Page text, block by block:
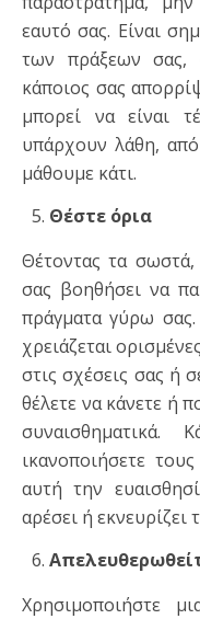
εαυτό σας. Είναι
των πράξεων σας,
κάποιος σας
μπορεί να είναι
υπάρχουν λάθη,
μάθουμε κάτι.
Θέστε όρια
Θέτοντας τα σωστά,
σας βοηθήσει να
πράγματα γύρω σας.
χρειάζεται
στις σχέσεις σας ή
θέλετε να κάνετε ή
ικανοποιήσετε
αυτή την
αρέσει ή εκνευρίζει
Χρησιμοποιήστε